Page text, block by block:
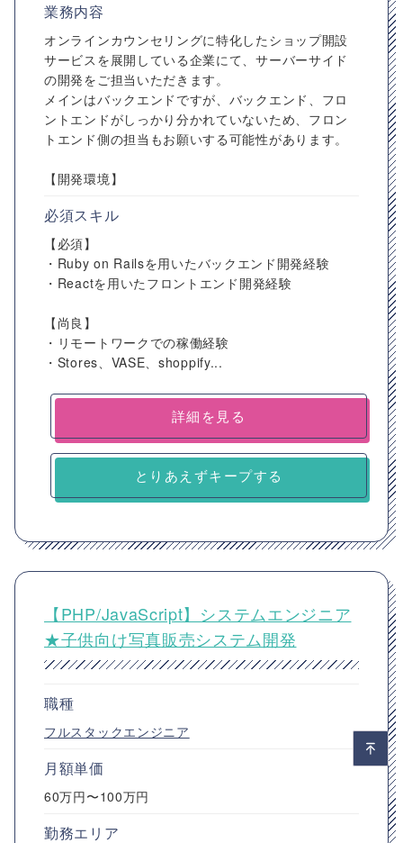
業務内容
オンラインカウンセリングに特化したショップ開設
サービスを展開している企業にて、サーバーサイド
の開発をご担当いただきます。
メインはバックエンドですが、バックエンド、フロ
ントエンドがしっかり分かれていないため、フロン
トエンド側の担当もお願いする可能性があります。
【開発環境】
必須スキル
【必須】
・Ruby on Railsを用いたバックエンド開発経験
・Reactを用いたフロントエンド開発経験
【尚良】
・リモートワークでの稼働経験
・Stores、VASE、shoppify...
詳細を見る
とりあえずキープする
【PHP/JavaScript】システムエンジニア
★子供向け写真販売システム開発
職種
フルスタックエンジニア
月額単価
60万円〜100万円
勤務エリア